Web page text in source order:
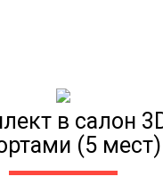
в салон
(5 мест)